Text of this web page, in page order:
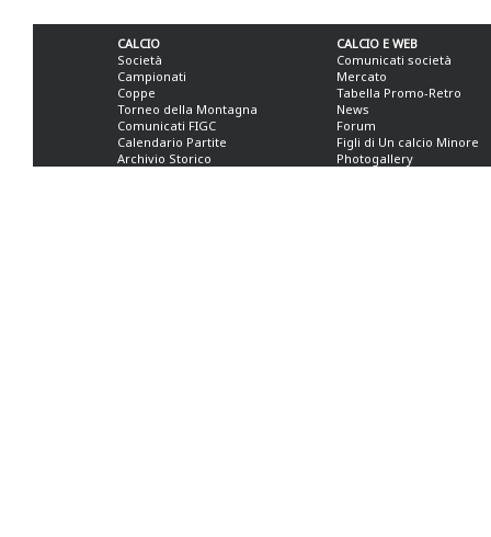
CALCIO
Società
Campionati
Coppe
Torneo della Montagna
Comunicati FIGC
Calendario Partite
Archivio Storico
CALCIO E WEB
Comunicati società
Mercato
Tabella Promo-Retro
News
Forum
Figli di Un calcio Minore
Photogallery